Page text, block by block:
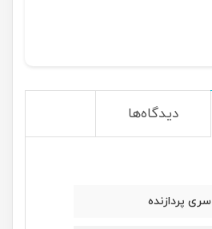
دیدگاه‌ها
سری پردازنده